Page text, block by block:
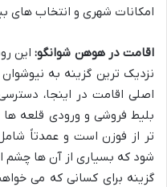
امکانات شهری و انتخاب های
اقامت در هوهن شوانگو:این
نزدیک ترین گزینه به
اصلی اقامت در اینجا،
بلیط فروشی و ورودی قلعه
تر از فوزن است و عمدتاً
شود که بسیاری از آن ها چشم
گزینه برای کسانی که می